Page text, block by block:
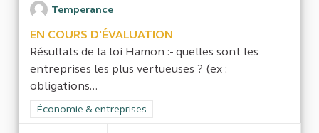
Temperance
EN COURS D'ÉVALUATION
Résultats de la loi Hamon :- quelles sont les
entreprises les plus vertueuses ? (ex :
obligations...
Filtrer les résultats de la catégorie : Économie & entreprises
Économie & entreprises